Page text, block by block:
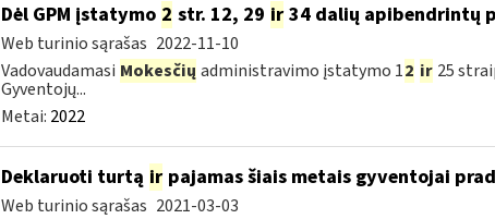
Dėl GPM įstatymo 2 str. 12, 29 ir34 dalių apibendrintų
Web turinio sąrašas 2022-11-10
Vadovaudamasi Mokesčių administravimo įstatymo 12 ir 25
Gyventojų...
Metai: 2022
Deklaruoti turtą irpajamas šiais metais gyventojai
Web turinio sąrašas 2021-03-03